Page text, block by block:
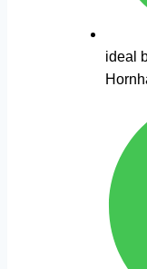
ideal